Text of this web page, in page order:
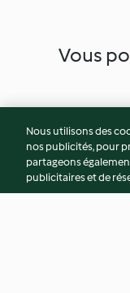
Vous
Nous utilisons des
nos publicités, pour
partageons
publicitaires et de